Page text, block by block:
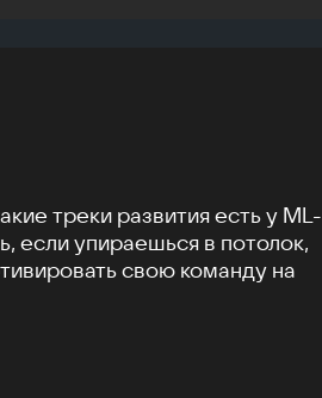
треки развития есть у ML-
если упираешься в потолок,
свою команду на